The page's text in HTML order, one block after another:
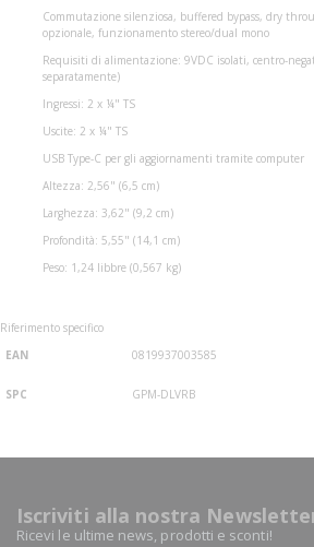
Commutazione silenziosa, buffered bypass, dry
opzionale, funzionamento stereo/dual mono
Requisiti di alimentazione: 9VDC isolati, centro-
separatamente)
Ingressi: 2 x ¼" TS
Uscite: 2 x ¼" TS
USB Type-C per gli aggiornamenti tramite computer
Altezza: 2,56" (6,5 cm)
Larghezza: 3,62" (9,2 cm)
Profondità: 5,55" (14,1 cm)
Peso: 1,24 libbre (0,567 kg)
Riferimento specifico
EAN
0819937003585
SPC GPM-DLVRB
Iscriviti alla nostra
Ricevi le ultime news, prodotti e sconti!